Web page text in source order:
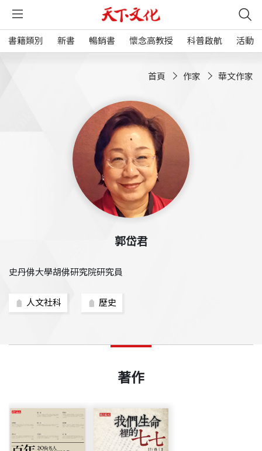
書籍類別 新書 暢銷書 懷念高教授 科普啟航 活動
首頁 作家 華文作家
郭岱君
史丹佛大學胡佛研究院研究員
人文社科 歷史
著作